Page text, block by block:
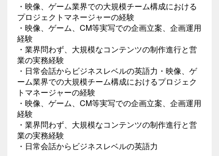
・映像、ゲーム業界での大規模チーム構成における
プロジェクトマネージャーの経験
・映像、ゲーム、CM等実写での企画立案、企画運用
経験
・業界問わず、大規模なコンテンツの制作進行と営
業の実務経験
・日常会話からビジネスレベルの英語力・映像、ゲ
ーム業界での大規模チーム構成におけるプロジェク
トマネージャーの経験
・映像、ゲーム、CM等実写での企画立案、企画運用
経験
・業界問わず、大規模なコンテンツの制作進行と営
業の実務経験
・日常会話からビジネスレベルの英語力